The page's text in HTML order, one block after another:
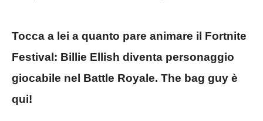
Tocca a lei a quanto pare animare il Fortnite
Festival: Billie Ellish diventa personaggio
giocabile nel Battle Royale. The bag guy è
qui!